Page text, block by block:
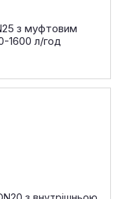
з муфтовим
1600 л/год